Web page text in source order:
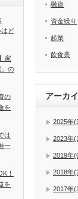
はど
家
」の
の
を
は
一
！
を
融資
資金繰り
起業
飲食業
アーカ
2025年
2023年
2019年
2018年
2017年